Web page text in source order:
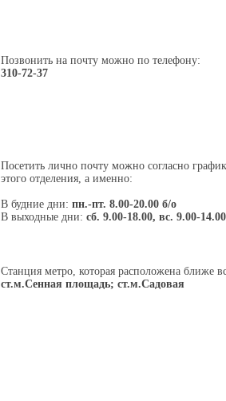
Позвонить на почту можно по телефону:
310-72-37
Посетить лично почту можно согласно
этого отделения, а именно:
В будние дни: пн.-пт. 8.00-20.00 б/о
В выходные дни: сб. 9.00-18.00, вс. 9.00-
Станция метро, которая расположена ближе
ст.м.Сенная площадь; ст.м.Садовая